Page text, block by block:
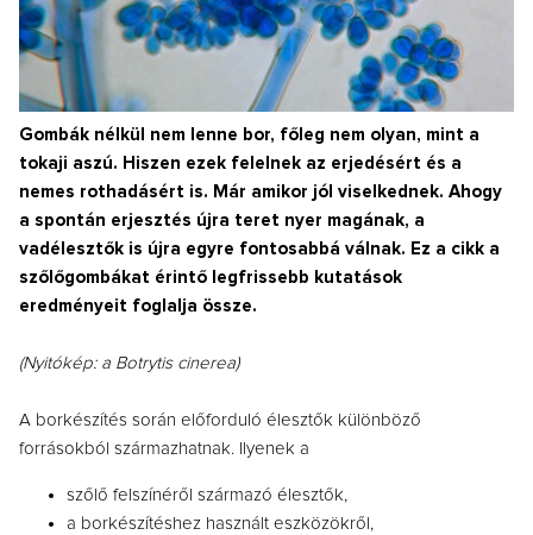
Gombák nélkül nem lenne bor, főleg nem olyan, mint a
tokaji aszú. Hiszen ezek felelnek az erjedésért és a
nemes rothadásért is. Már amikor jól viselkednek. Ahogy
a spontán erjesztés újra teret nyer magának, a
vadélesztők is újra egyre fontosabbá válnak. Ez a cikk a
szőlőgombákat érintő legfrissebb kutatások
eredményeit foglalja össze.
(Nyitókép: a Botrytis cinerea)
A borkészítés során előforduló élesztők különböző
forrásokból származhatnak. Ilyenek a
szőlő felszínéről származó élesztők,
a borkészítéshez használt eszközökről,